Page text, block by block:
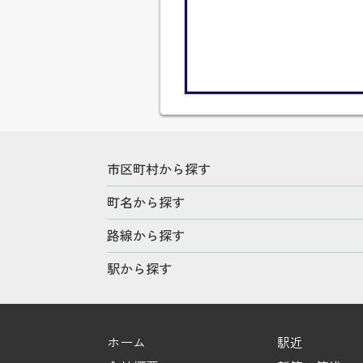
市区町村から探す
町名から探す
路線から探す
駅から探す
ホーム
駅近